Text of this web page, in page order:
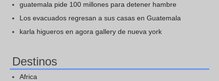
guatemala pide 100 millones para detener hambre
Los evacuados regresan a sus casas en Guatemala
karla higueros en agora gallery de nueva york
Destinos
Africa